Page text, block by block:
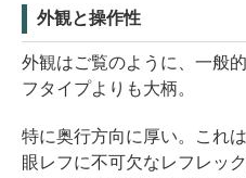
外観と操作性
外観はご覧のように、一般
フタイプよりも大柄。
特に奥行方向に厚い。これ
眼レフに不可欠なレフレッ